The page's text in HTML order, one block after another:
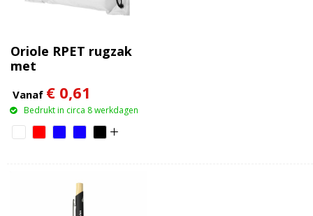
Oriole RPET rugzak
met
Vanaf € 0,61
Bedrukt in circa 8 werkdagen